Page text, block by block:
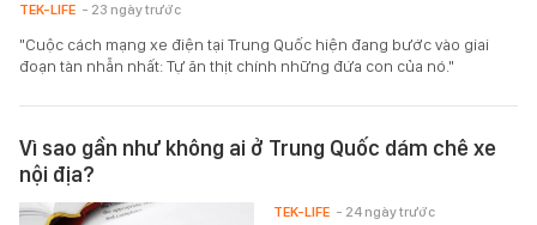
TEK-LIFE - 23 ngày trước
"Cuộc cách mạng xe điện tại Trung Quốc hiện đang bước vào giai
đoạn tàn nhẫn nhất: Tự ăn thịt chính những đứa con của nó."
Vì sao gần như không ai ở Trung Quốc dám chê xe
nội địa?
TEK-LIFE - 24 ngày trước